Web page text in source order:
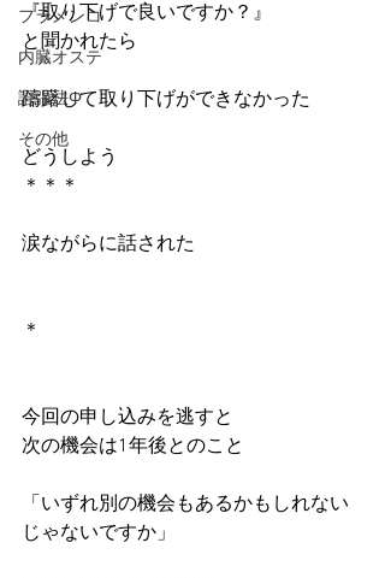
フラメンコ
内臓オステ
誇張法Φ
その他
『取り下げで良いですか？』
と聞かれたら
躊躇して取り下げができなかった
どうしよう
＊＊＊
涙ながらに話された
＊
今回の申し込みを逃すと
次の機会は1年後とのこと
「いずれ別の機会もあるかもしれない
じゃないですか」